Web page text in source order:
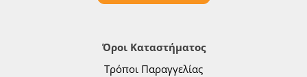
Όροι Καταστήματος
Τρόποι Παραγγελίας